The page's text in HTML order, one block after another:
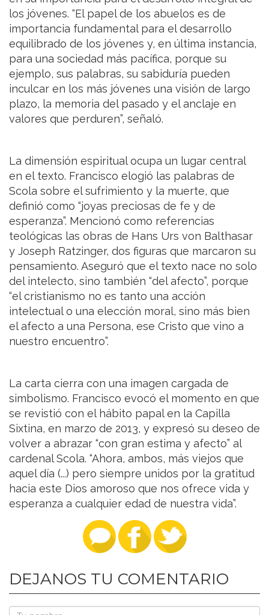
los jóvenes. “El papel de los abuelos es de
importancia fundamental para el desarrollo
equilibrado de los jóvenes y, en última instancia,
para una sociedad más pacífica, porque su
ejemplo, sus palabras, su sabiduría pueden
inculcar en los más jóvenes una visión de largo
plazo, la memoria del pasado y el anclaje en
valores que perduren”, señaló.
La dimensión espiritual ocupa un lugar central
en el texto. Francisco elogió las palabras de
Scola sobre el sufrimiento y la muerte, que
definió como “joyas preciosas de fe y de
esperanza”. Mencionó como referencias
teológicas las obras de Hans Urs von Balthasar
y Joseph Ratzinger, dos figuras que marcaron su
pensamiento. Aseguró que el texto nace no solo
del intelecto, sino también “del afecto”, porque
“el cristianismo no es tanto una acción
intelectual o una elección moral, sino más bien
el afecto a una Persona, ese Cristo que vino a
nuestro encuentro”.
La carta cierra con una imagen cargada de
simbolismo. Francisco evocó el momento en que
se revistió con el hábito papal en la Capilla
Sixtina, en marzo de 2013, y expresó su deseo de
volver a abrazar “con gran estima y afecto” al
cardenal Scola. “Ahora, ambos, más viejos que
aquel día (...) pero siempre unidos por la gratitud
hacia este Dios amoroso que nos ofrece vida y
esperanza a cualquier edad de nuestra vida”.
DEJANOS TU COMENTARIO